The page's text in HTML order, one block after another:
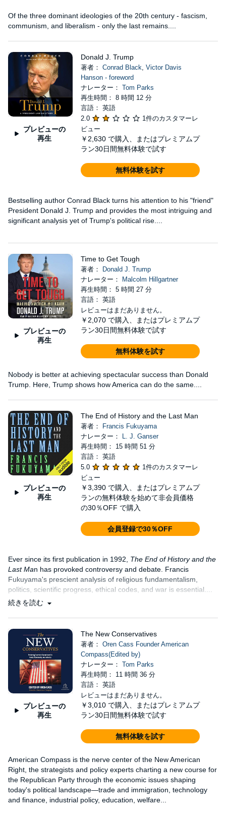
Of the three dominant ideologies of the 20th century - fascism,
communism, and liberalism - only the last remains....
プレビューの
再生
Donald J. Trump
著者： Conrad Black, Victor Davis
Hanson - foreword
ナレーター： Tom Parks
再生時間： 8 時間 12 分
言語： 英語
2.0
1件のカスタマーレ
ビュー
￥2,630 で購入、またはプレミアムプ
ラン30日間無料体験で試す
無料体験を試す
Bestselling author Conrad Black turns his attention to his "friend"
President Donald J. Trump and provides the most intriguing and
significant analysis yet of Trump's political rise....
プレビューの
再生
Time to Get Tough
著者：
Donald J. Trump
ナレーター：
Malcolm Hillgartner
再生時間： 5 時間 27 分
言語： 英語
レビューはまだありません。
￥2,070 で購入、またはプレミアムプ
ラン30日間無料体験で試す
無料体験を試す
Nobody is better at achieving spectacular success than Donald
Trump. Here, Trump shows how America can do the same....
プレビューの
再生
The End of History and the Last Man
著者：
Francis Fukuyama
ナレーター：
L. J. Ganser
再生時間： 15 時間 51 分
言語： 英語
5.0
1件のカスタマーレ
ビュー
￥3,390 で購入、またはプレミアムプ
ランの無料体験を始めて非会員価格
の30％OFF で購入
会員登録で30％OFF
Ever since its first publication in 1992,
The End of History and the
Last Man has provoked controversy and debate. Francis
Fukuyama's prescient analysis of religious fundamentalism,
politics, scientific progress, ethical codes, and war is essential....
続きを読む
プレビューの
再生
The New Conservatives
著者： Oren Cass Founder American
Compass(Edited by)
ナレーター： Tom Parks
再生時間： 11 時間 36 分
言語： 英語
レビューはまだありません。
￥3,010 で購入、またはプレミアムプ
ラン30日間無料体験で試す
無料体験を試す
American Compass is the nerve center of the New American
Right, the strategists and policy experts charting a new course for
the Republican Party through the economic issues shaping
today's political landscape—trade and immigration, technology
and finance, industrial policy, education, welfare...